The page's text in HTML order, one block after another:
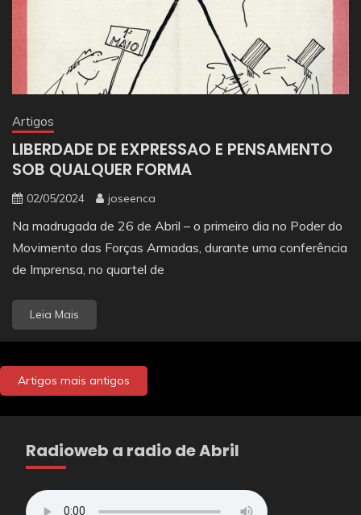
Artigos
LIBERDADE DE EXPRESSAO E PENSAMENTO
SOB QUALQUER FORMA
02/05/2024 joseenca
Na madrugada de 26 de Abril – o primeiro dia no Poder do
Movimento das Forças Armadas, durante uma conferência
de Imprensa, no quartel de
Leia Mais
Navegação
artigos
Artigos mais antigos
Radioweb a radio de Abril